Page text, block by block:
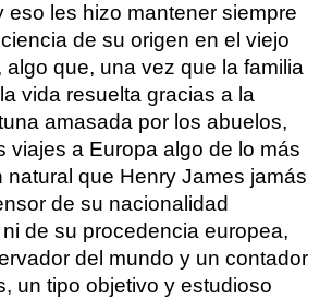
eso les hizo mantener siempre
de su origen en el viejo
algo que, una vez que la familia
vida resuelta gracias a la
amasada por los abuelos,
viajes a Europa algo de lo más
natural que Henry James jamás
de su nacionalidad
de su procedencia europea,
del mundo y un contador
un tipo objetivo y estudioso